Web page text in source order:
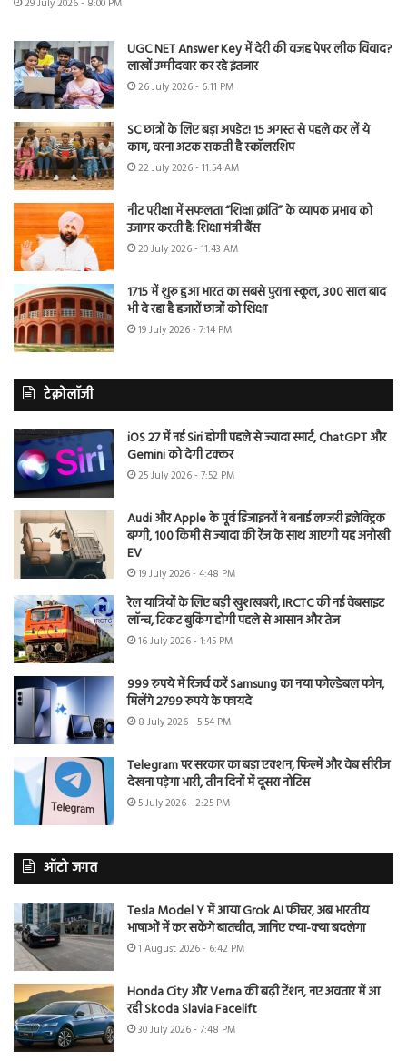
29 July 2026 - 8:00 PM
UGC NET Answer Key में देरी की वजह पेपर लीक विवाद?
लाखों उम्मीदवार कर रहे इंतजार
26 July 2026 - 6:11 PM
SC छात्रों के लिए बड़ा अपडेट! 15 अगस्त से पहले कर लें ये
काम, वरना अटक सकती है स्कॉलरशिप
22 July 2026 - 11:54 AM
नीट परीक्षा में सफलता “शिक्षा क्रांति” के व्यापक प्रभाव को
उजागर करती है: शिक्षा मंत्री बैंस
20 July 2026 - 11:43 AM
1715 में शुरू हुआ भारत का सबसे पुराना स्कूल, 300 साल बाद
भी दे रहा है हजारों छात्रों को शिक्षा
19 July 2026 - 7:14 PM
टेक्नोलॉजी
iOS 27 में नई Siri होगी पहले से ज्यादा स्मार्ट, ChatGPT और
Gemini को देगी टक्कर
25 July 2026 - 7:52 PM
Audi और Apple के पूर्व डिजाइनरों ने बनाई लग्जरी इलेक्ट्रिक
बग्गी, 100 किमी से ज्यादा की रेंज के साथ आएगी यह अनोखी
EV
19 July 2026 - 4:48 PM
रेल यात्रियों के लिए बड़ी खुशखबरी, IRCTC की नई वेबसाइट
लॉन्च, टिकट बुकिंग होगी पहले से आसान और तेज
16 July 2026 - 1:45 PM
999 रुपये में रिजर्व करें Samsung का नया फोल्डेबल फोन,
मिलेंगे 2799 रुपये के फायदे
8 July 2026 - 5:54 PM
Telegram पर सरकार का बड़ा एक्शन, फिल्में और वेब सीरीज
देखना पड़ेगा भारी, तीन दिनों में दूसरा नोटिस
5 July 2026 - 2:25 PM
ऑटो जगत
Tesla Model Y में आया Grok AI फीचर, अब भारतीय
भाषाओं में कर सकेंगे बातचीत, जानिए क्या-क्या बदलेगा
1 August 2026 - 6:42 PM
Honda City और Verna की बढ़ी टेंशन, नए अवतार में आ
रही Skoda Slavia Facelift
30 July 2026 - 7:48 PM